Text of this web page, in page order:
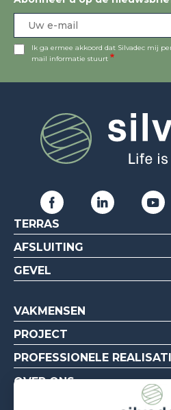
Ik ga ermee akkoord dat Silvadec mij
mail informatie stuurt
TERRAS
AFSLUITING
GEVEL
VAKMENSEN
PROJECT
PROFESSIONELE
OVER ONS